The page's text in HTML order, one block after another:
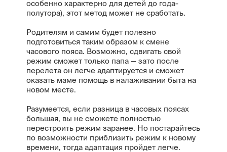
особенно характерно для детей до года-
полутора), этот метод может не сработать.
Родителям и самим будет полезно
подготовиться таким образом к смене
часового пояса. Возможно, сдвигать свой
режим сможет только папа — зато после
перелета он легче адаптируется и сможет
оказать маме помощь в налаживании быта на
новом месте.
Разумеется, если разница в часовых поясах
большая, вы не сможете полностью
перестроить режим заранее. Но постарайтесь
по возможности приблизить режим к новому
времени, тогда адаптация пройдет легче.